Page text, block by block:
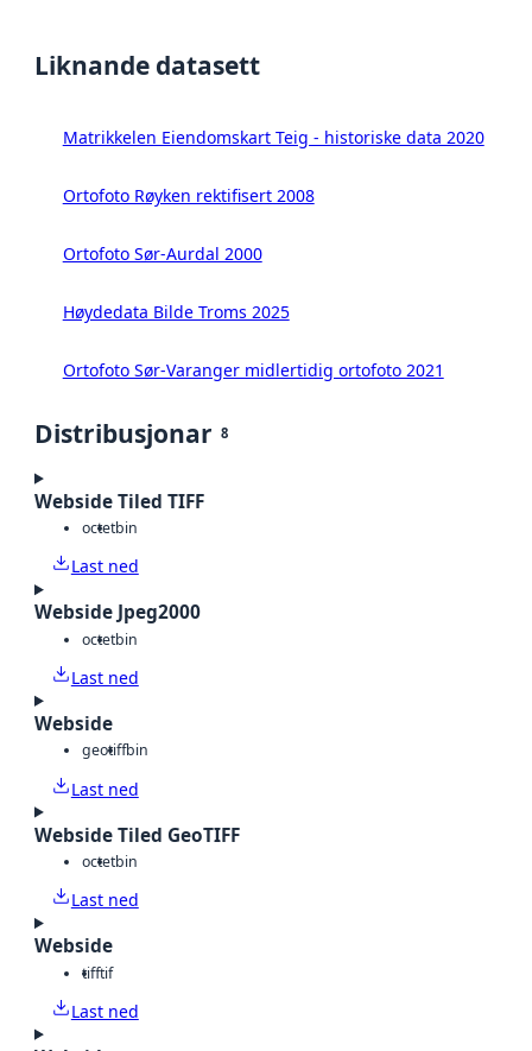
Liknande datasett
Matrikkelen Eiendomskart Teig - historiske data 2020
Ortofoto Røyken rektifisert 2008
Ortofoto Sør-Aurdal 2000
Høydedata Bilde Troms 2025
Ortofoto Sør-Varanger midlertidig ortofoto 2021
Distribusjonar 8
Webside Tiled TIFF
octetbin
Last ned
Webside Jpeg2000
octetbin
Last ned
Webside
geotiffbin
Last ned
Webside Tiled GeoTIFF
octetbin
Last ned
Webside
tifftif
Last ned